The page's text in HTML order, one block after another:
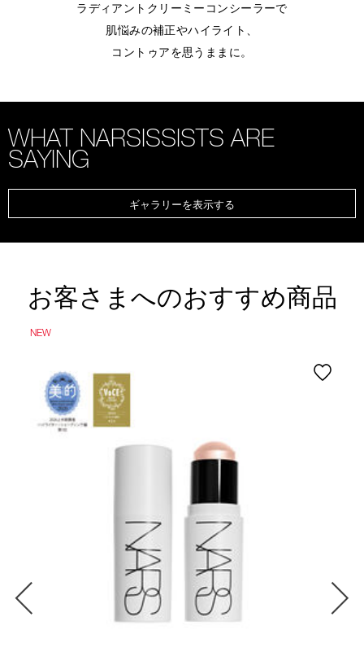
ラディアントクリーミーコンシーラーで
肌悩みの補正やハイライト、
コントゥアを思うままに。
WHAT NARSISSISTS ARE
SAYING
ギャラリーを表示する
お客さまへのおすすめ商品
NEW